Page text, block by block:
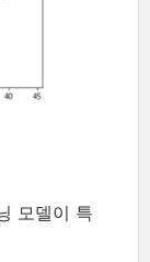
모델이 특